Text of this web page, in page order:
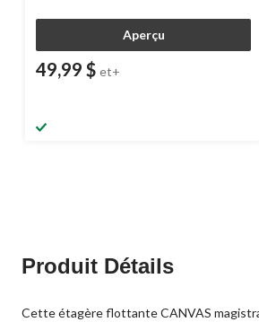
Aperçu
49,99 $ et+
Produit Détails
Cette étagère flottante CANVAS